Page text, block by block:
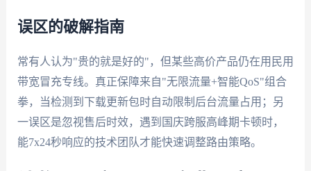
误区的破解指南
常有人认为"贵的就是好的"，但某些高价产品仍在用民用
带宽冒充专线。真正保障来自"无限流量+智能QoS"组合
拳，当检测到下载更新包时自动限制后台流量占用；另
一误区是忽视售后时效，遇到国庆跨服高峰期卡顿时，
能7x24秒响应的技术团队才能快速调整路由策略。